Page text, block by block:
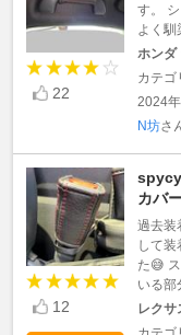
22
す。
よく
ホンダ
カテゴ
2024
N坊さ
12
カバ
過去装
して
た😅
いる部
レクサ